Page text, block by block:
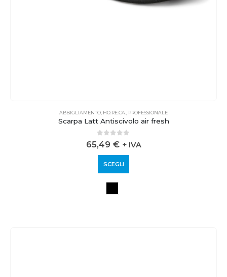
ABBIGLIAMENTO HO.RE.CA. PROFESSIONALE
Scarpa Latt Antiscivolo air fresh
0out of 5
65,49 € + IVA
SCEGLI